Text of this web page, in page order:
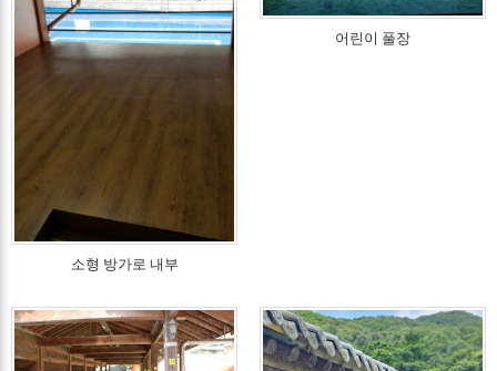
소형 방가로 내부
어린이 풀장